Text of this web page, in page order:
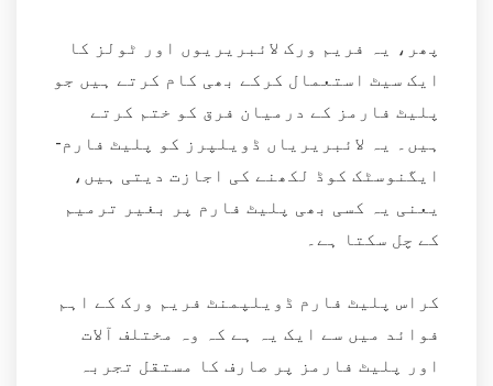
پھر، یہ فریم ورک لائبریریوں اور ٹولز کا
ایک سیٹ استعمال کرکے بھی کام کرتے ہیں جو
پلیٹ فارمز کے درمیان فرق کو ختم کرتے
ہیں۔ یہ لائبریریاں ڈویلپرز کو پلیٹ فارم-
ایگنوسٹک کوڈ لکھنے کی اجازت دیتی ہیں،
یعنی یہ کسی بھی پلیٹ فارم پر بغیر ترمیم
کے چل سکتا ہے۔
کراس پلیٹ فارم ڈویلپمنٹ فریم ورک کے اہم
فوائد میں سے ایک یہ ہے کہ وہ مختلف آلات
اور پلیٹ فارمز پر صارف کا مستقل تجربہ